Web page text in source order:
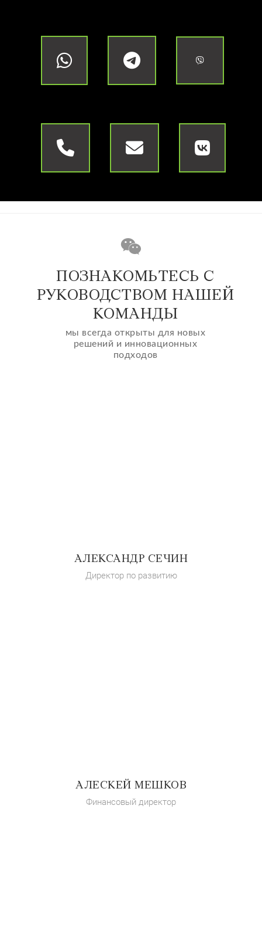
ПОЗНАКОМЬТЕСЬ С
РУКОВОДСТВОМ НАШЕЙ
КОМАНДЫ
мы всегда открыты для новых
решений и инновационных
подходов
АЛЕКСАНДР СЕЧИН
Директор по развитию
АЛЕСКЕЙ МЕШКОВ
Финансовый директор